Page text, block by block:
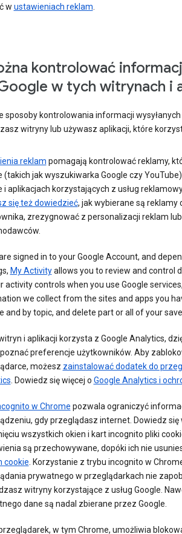
w ustawieniach reklam.
kontrolować
w tych witrynach i
sposoby kontrolowania informacji
witryny lub używasz aplikacji, które
reklam pomagają kontrolować reklamy,
(takich jak wyszukiwarka Google czy
i aplikacjach korzystających z usług
się też dowiedzieć, jak wybierane są reklamy
zrezygnować z personalizacji reklam
signed in to your Google Account, and
My Activityallows you to review and control
activity controls when you use Google
we collect from the sites and apps you
and by topic, and delete part or all of your
i aplikacji korzysta z Google Analytics,
preferencje użytkowników. Aby
możesz zainstalować dodatek do
. Dowiedz się więcej o Google Analytics i
w Chrome pozwala ograniczyć
gdy przeglądasz internet. Dowiedz się
wszystkich okien i kart incognito pliki
są przechowywane, dopóki ich nie
cookie. Korzystanie z trybu incognito w
prywatnego w przeglądarkach nie
witryny korzystające z usług Google.
dane są nadal zbierane przez Google.
w tym Chrome, umożliwia